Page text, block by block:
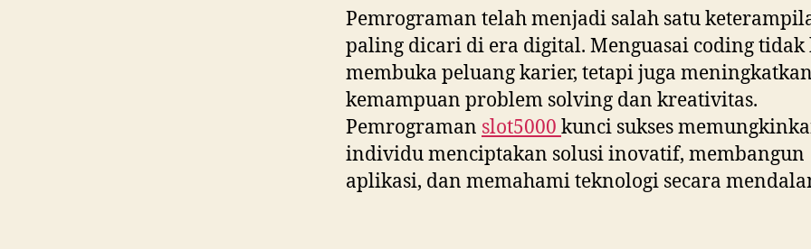
Pemrograman telah menjadi salah satu
paling dicari di era digital. Menguasai coding tidak
membuka peluang karier, tetapi juga
kemampuan problem solving dan kreativitas.
Pemrograman slot5000 kunci sukses
individu menciptakan solusi inovatif, membangun
aplikasi, dan memahami teknologi secara